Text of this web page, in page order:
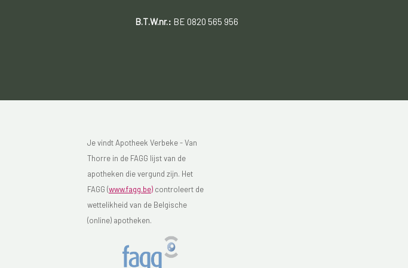
B.T.W.nr.: BE 0820 565 956
Je vindt Apotheek Verbeke - Van
Thorre in de FAGG lijst van de
apotheken die vergund zijn. Het
FAGG (www.fagg.be)controleert de
wettelikheid van de Belgische
(online) apotheken.